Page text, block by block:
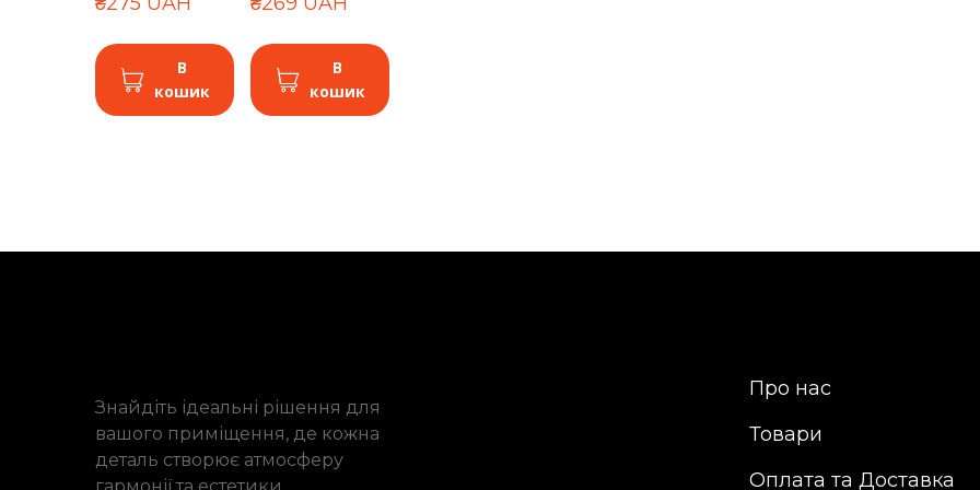
В
кошик
В
кошик
Знайдіть ідеальні рішення для
вашого приміщення, де кожна
деталь створює атмосферу
Про нас
Товари
Оплата та Доставка